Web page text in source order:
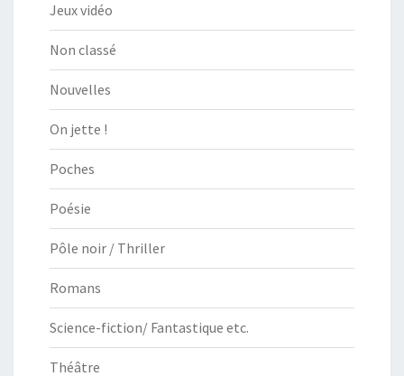
Jeux vidéo
Non classé
Nouvelles
On jette !
Poches
Poésie
Pôle noir / Thriller
Romans
Science-fiction/ Fantastique etc.
Théâtre